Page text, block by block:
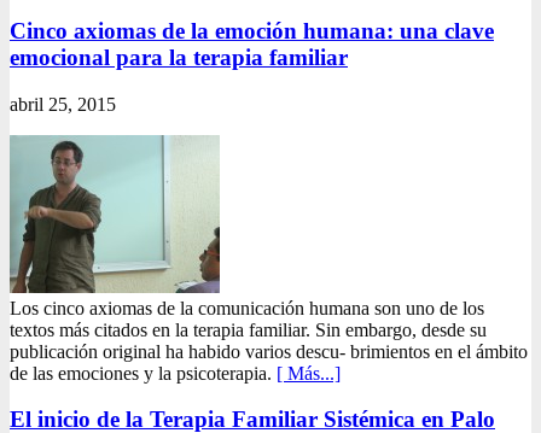
Cinco axiomas de la emoción humana: una clave
emocional para la terapia familiar
abril 25, 2015
Los cinco axiomas de la comunicación humana son uno de los
textos más citados en la terapia familiar. Sin embargo, desde su
publicación original ha habido varios descu- brimientos en el ámbito
de las emociones y la psicoterapia. [ Más...]
El inicio de la Terapia Familiar Sistémica en Palo